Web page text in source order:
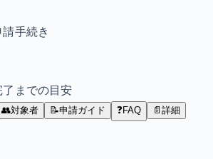
手続き
までの目安
👥対象者 📝申請ガイド ❓FAQ 📄 詳細